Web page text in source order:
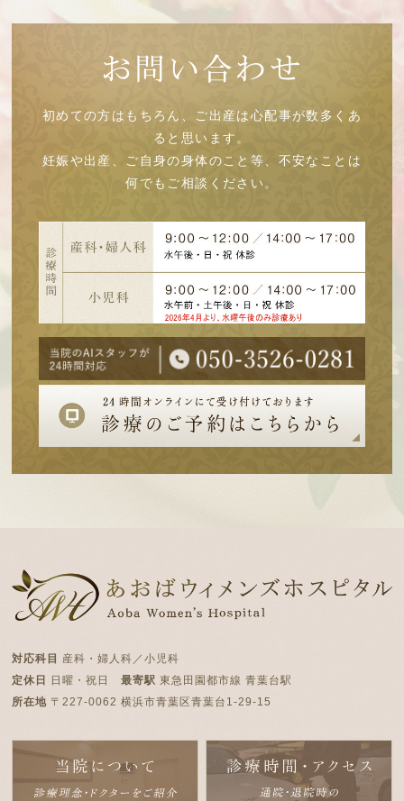
お問い合わせ
初めての方はもちろん、ご出産は心配事が数多くあ
ると思います。
妊娠や出産、ご自身の身体のこと等、不安なことは
何でもご相談ください。
対応科目
産科・婦人科／小児科
定休日
日曜・祝日最寄駅 東急田園都市線 青葉台駅
所在地 〒227-0062 横浜市青葉区青葉台1-29-15